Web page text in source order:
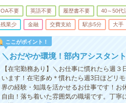
OA不要 英語不要 履歴書不要 40～50代
残業少 金融 交費支給 駅歩5分 大手
ここがポイント！
＼おだやか環境！部内アシスタン
【在宅勤務あり】＼お仕事に慣れたら週
います！在宅多め＊慣れたら週3日ほどリ
界の経験・知識を活かせるお仕事です！お
自由！落ち着いた雰囲気の職場です。丁